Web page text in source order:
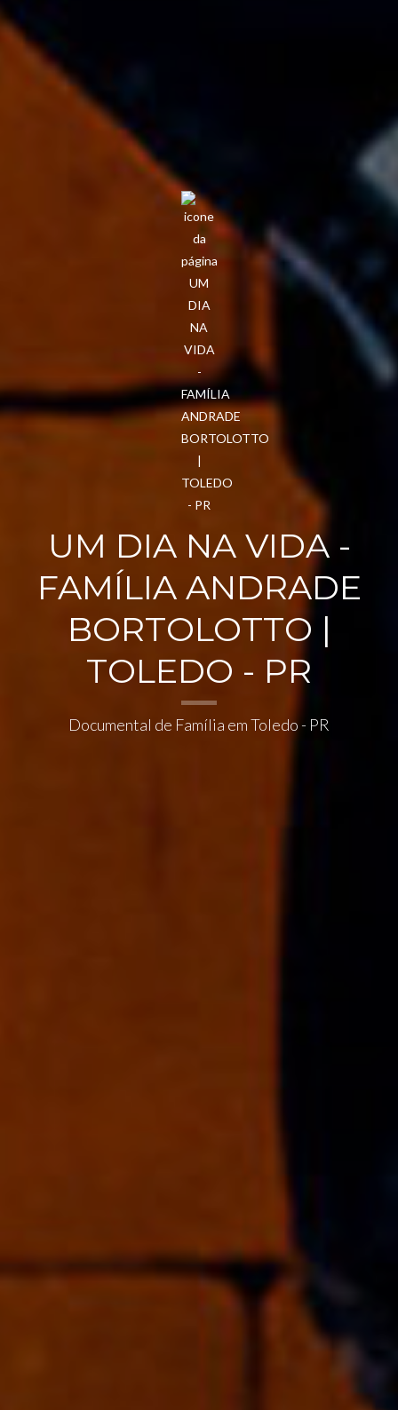
UM DIA NA VIDA -
FAMÍLIA ANDRADE
BORTOLOTTO |
TOLEDO - PR
Documental de Família em Toledo - PR